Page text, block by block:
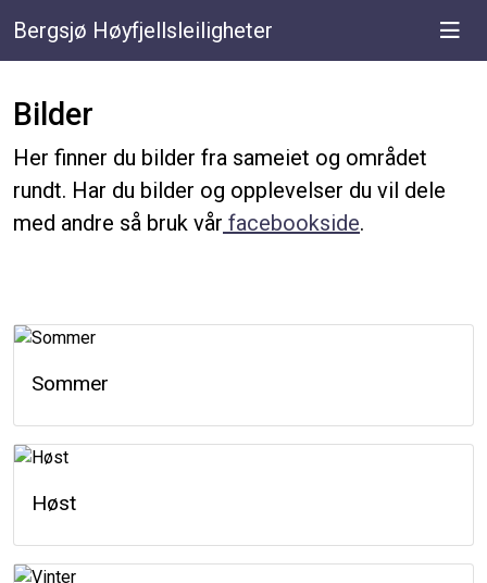
Bergsjø Høyfjellsleiligheter
Bilder
Her finner du bilder fra sameiet og området
rundt. Har du bilder og opplevelser du vil dele
med andre så bruk vår facebookside.
Sommer
Høst